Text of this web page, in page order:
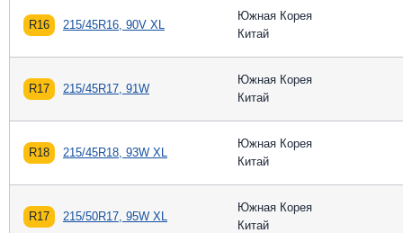
R16 215/45R16, 90V XL
Южная Корея
Китай
R17 215/45R17, 91W
Южная Корея
Китай
R18 215/45R18, 93W XL
Южная Корея
Китай
R17 215/50R17, 95W XL
Южная Корея
Китай